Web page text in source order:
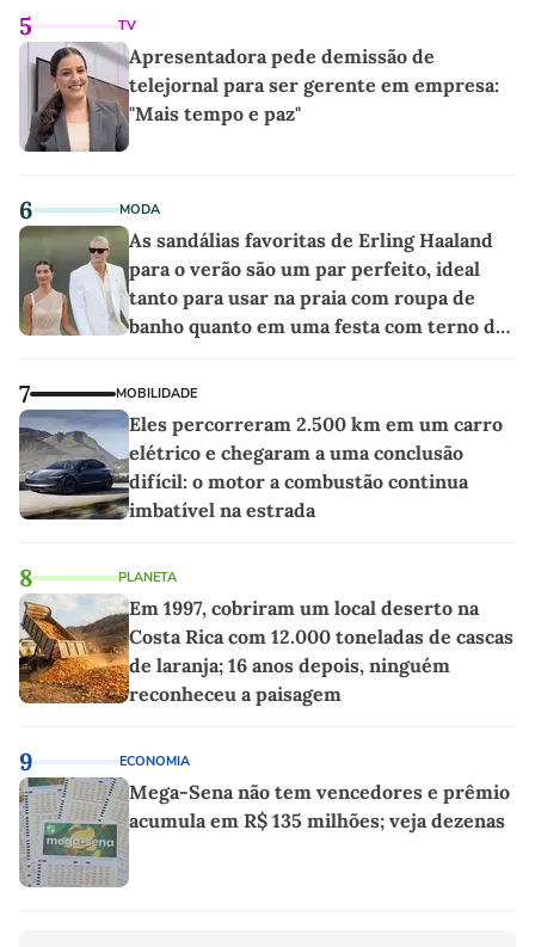
5 TV
Apresentadora pede demissão de
telejornal para ser gerente em empresa:
"Mais tempo e paz"
6 MODA
As sandálias favoritas de Erling Haaland
para o verão são um par perfeito, ideal
tanto para usar na praia com roupa de
banho quanto em uma festa com terno de
7 MOBILIDADE
Eles percorreram 2.500 km em um carro
elétrico e chegaram a uma conclusão
difícil: o motor a combustão continua
imbatível na estrada
8 PLANETA
Em 1997, cobriram um local deserto na
Costa Rica com 12.000 toneladas de cascas
de laranja; 16 anos depois, ninguém
reconheceu a paisagem
9 ECONOMIA
Mega-Sena não tem vencedores e prêmio
acumula em R$ 135 milhões; veja dezenas